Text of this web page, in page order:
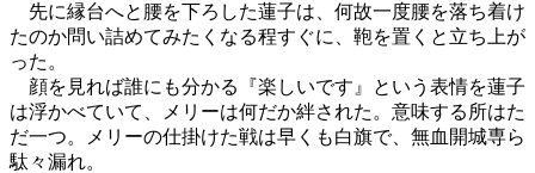
先に縁台へと腰を下ろした蓮子は、何故一度腰を落ち着け
たのか問い詰めてみたくなる程すぐに、鞄を置くと立ち上が
った。
顔を見れば誰にも分かる『楽しいです』という表情を蓮子
は浮かべていて、メリーは何だか絆された。意味する所はた
だ一つ。メリーの仕掛けた戦は早くも白旗で、無血開城専ら
駄々漏れ。